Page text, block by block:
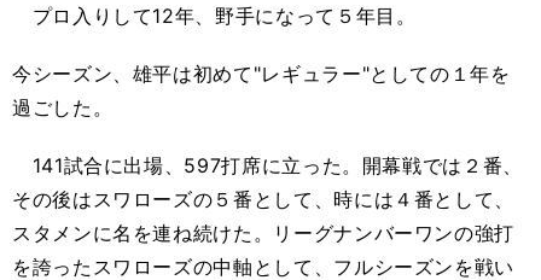
プロ入りして12年、野手になって５年目。
今シーズン、雄平は初めて"レギュラー"としての１年を
過ごした。
141試合に出場、597打席に立った。開幕戦では２番、
その後はスワローズの５番として、時には４番として、
スタメンに名を連ね続けた。リーグナンバーワンの強打
を誇ったスワローズの中軸として、フルシーズンを戦い